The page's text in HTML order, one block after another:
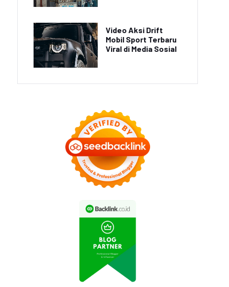
dengan Komodo di Pulau
Video Viral Wisatawan
Berenang dengan Hiu di
Video Aksi Drift
Mobil Sport Terbaru
Viral di Media Sosial